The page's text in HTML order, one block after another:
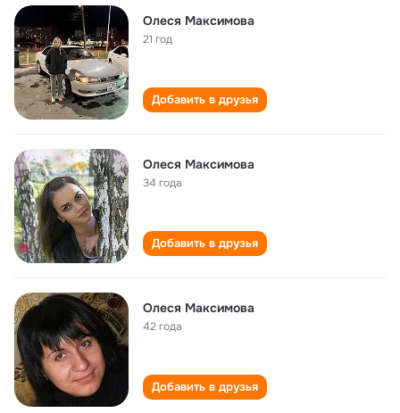
Олеся Максимова
21 год
Добавить в друзья
Олеся Максимова
34 года
Добавить в друзья
Oлеся Mаксимова
42 года
Добавить в друзья